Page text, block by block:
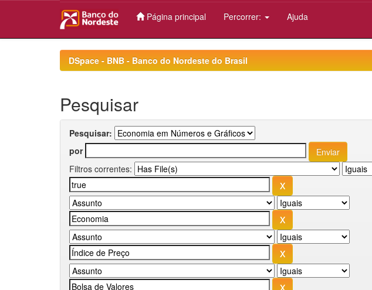
Página principal Percorrer: Ajuda
DSpace - BNB - Banco do Nordeste do Brasil
Pesquisar
Pesquisar:
por
Filtros correntes: